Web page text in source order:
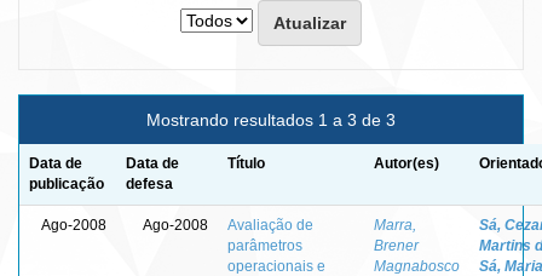
Mostrando resultados 1 a 3 de 3
Data de
publicação
Data de
defesa
Título Autor(es)
Ago-2008 Ago-2008
Avaliação de
parâmetros
operacionais e
Marra,
Brener
Magnabosco
Sá,
Martins
Sá, Maria